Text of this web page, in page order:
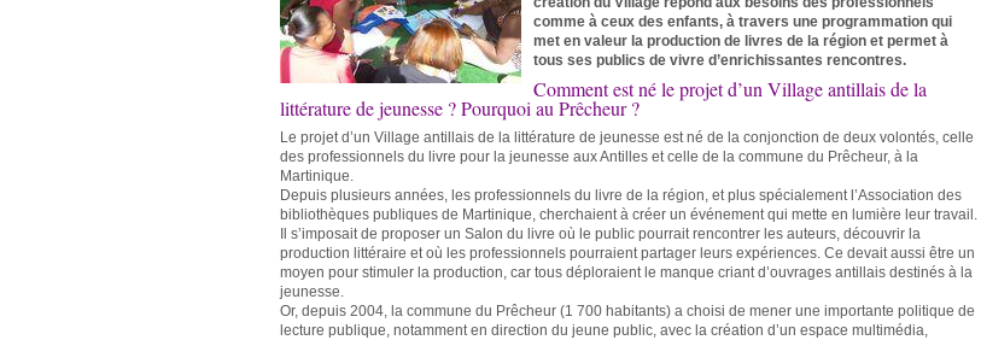
comme à ceux des enfants, à travers une programmation qui
met en valeur la production de livres de la région et permet à
tous ses publics de vivre d’enrichissantes rencontres.
Comment est né le projet d’un Village antillais de la
littérature de jeunesse ? Pourquoi au Prêcheur ?
Le projet d’un Village antillais de la littérature de jeunesse est né de la conjonction de deux volontés, celle
des professionnels du livre pour la jeunesse aux Antilles et celle de la commune du Prêcheur, à la
Martinique.
Depuis plusieurs années, les professionnels du livre de la région, et plus spécialement l’Association des
bibliothèques publiques de Martinique, cherchaient à créer un événement qui mette en lumière leur travail.
Il s’imposait de proposer un Salon du livre où le public pourrait rencontrer les auteurs, découvrir la
production littéraire et où les professionnels pourraient partager leurs expériences. Ce devait aussi être un
moyen pour stimuler la production, car tous déploraient le manque criant d’ouvrages antillais destinés à la
jeunesse.
Or, depuis 2004, la commune du Prêcheur (1 700 habitants) a choisi de mener une importante politique de
lecture publique, notamment en direction du jeune public, avec la création d’un espace multimédia,